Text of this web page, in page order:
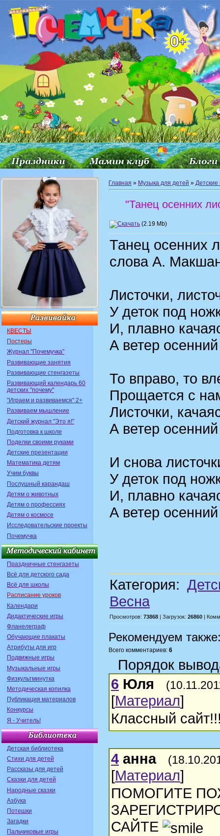
КВЕСТЫ
Постеры
Журнал "Почемучка"
Развивающие занятия
Развивающие стенгазеты
Развивающий календарь 60
детских "почему"
"Играем и развиваемся" 2+
Развиваем мышление
Детский журнал "Это я!"
Подготовка к школе
Поделки своими руками
Детские презентации
Математика детям
Учим буквы
Послушный карандаш
Детям о животных
Детям о профессиях
Детям о космосе
Исследовательские проекты
Почемучка
Праздничные стенгазеты
Всё для детского сада
Всё для школы
Расписание уроков
Календари
Дидактические игры
Фланелеграф
Обучающие плакаты
Атрибуты для игр
Подвижные игры
Музыкальные игры
Физкультминутка
Методическая копилка
Публикация материалов
Конкурсы
Я - Учитель!
Детская библиотека
Стихи для детей
Рассказы для детей
Сказки для детей
Народные сказки
Азбука
Потешки
Загадки
Пальчиковые игры
Главная » Музыка для детей »
"Танец осенних
(2.19 Mb)
Танец осенних
слова А.
Листочки,
У деток под
И, плавно
А ветер
То вправо, то
Прощается с
Листочки,
А ветер
И снова
У деток под
И, плавно
А ветер
Категория:
Весна
Просмотров: 73868 | Загрузок: 26860 |
Рекомендуем
Всего комментариев: 6
Порядок
6 Юля
[Материал]
Классный
4 анна
[Материал]
ПОМОГИТЕ
САЙТЕ